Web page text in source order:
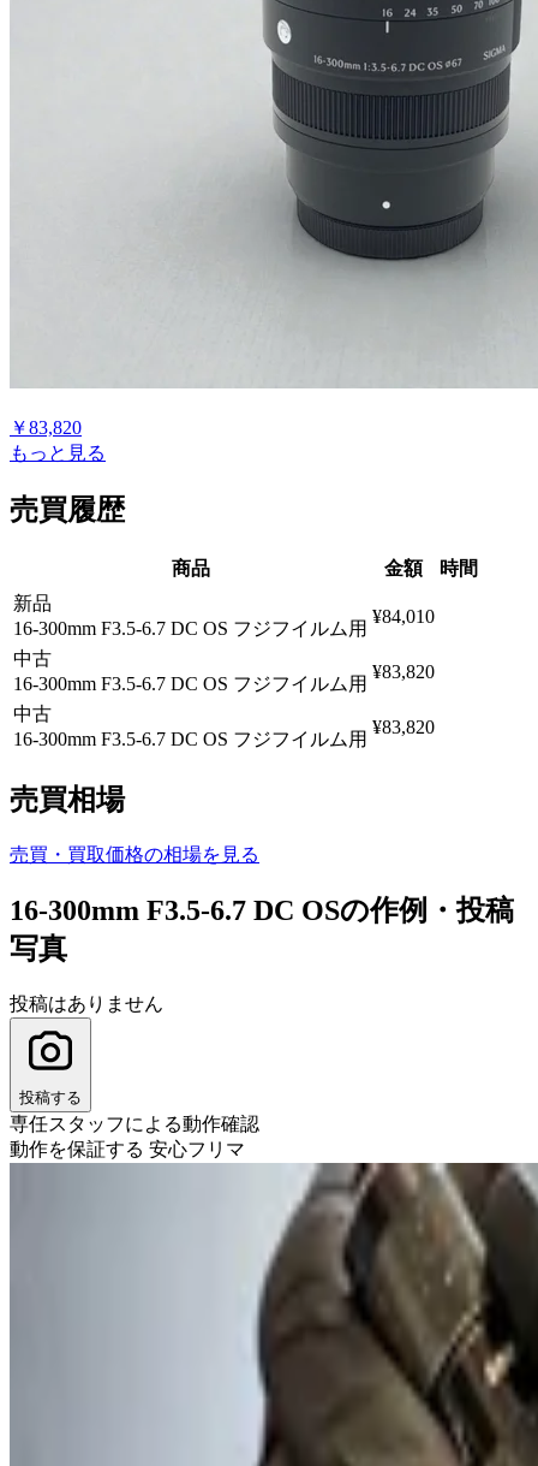
￥83,820
もっと見る
売買履歴
商品 金額
時間
新品
16-300mm F3.5-6.7 DC OS フジフイルム用
¥84,010
中古
16-300mm F3.5-6.7 DC OS フジフイルム用
¥83,820
中古
16-300mm F3.5-6.7 DC OS フジフイルム用
¥83,820
売買相場
売買・買取価格の相場を見る
16-300mm F3.5-6.7 DC OSの作例・投稿
写真
投稿はありません
投稿する
専任スタッフによる動作確認
動作を保証する 安心フリマ